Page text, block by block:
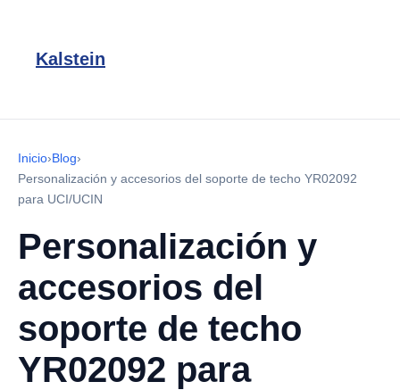
Kalstein
Inicio›Blog›
Personalización y accesorios del soporte de techo YR02092
para UCI/UCIN
Personalización y
accesorios del
soporte de techo
YR02092 para